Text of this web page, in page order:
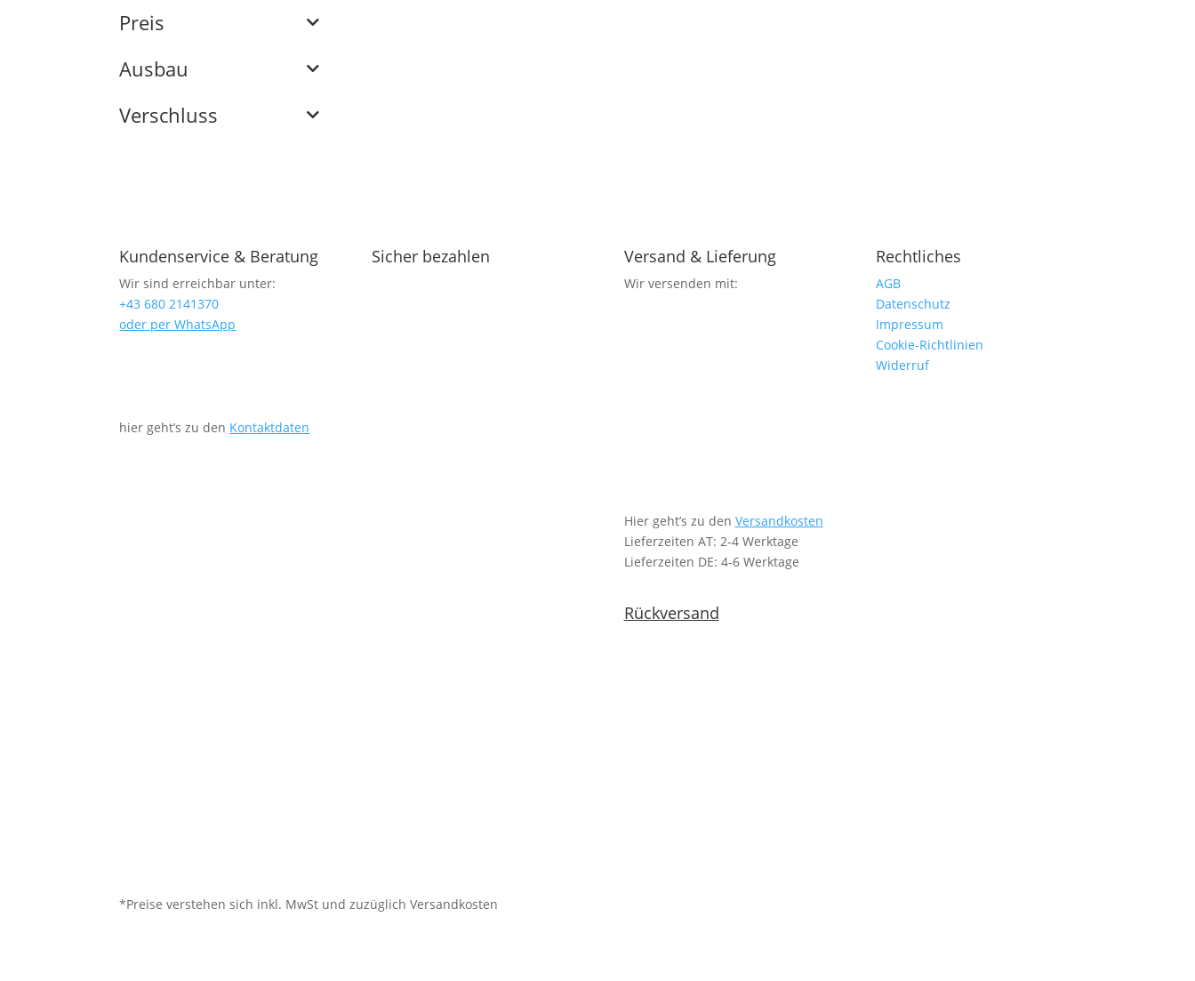
Preis
Ausbau
Verschluss
Kundenservice & Beratung
Wir sind erreichbar unter:
+43 680 2141370
oder per WhatsApp
hier geht’s zu den Kontaktdaten
Sicher bezahlen Versand & Lieferung
Wir versenden mit:
Hier geht’s zu den Versandkosten
Lieferzeiten AT: 2-4 Werktage
Lieferzeiten DE: 4-6 Werktage
Rückversand
Rechtliches
AGB
Datenschutz
Impressum
Cookie-Richtlinien
Widerruf
*Preise verstehen sich inkl. MwSt und zuzüglich Versandkosten